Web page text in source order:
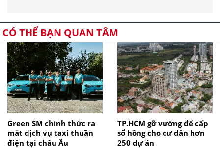
CÓ THỂ BẠN QUAN TÂM
Green SM chính thức ra
mắt dịch vụ taxi thuần
điện tại châu Âu
TP.HCM gỡ vướng để cấp
sổ hồng cho cư dân hơn
250 dự án